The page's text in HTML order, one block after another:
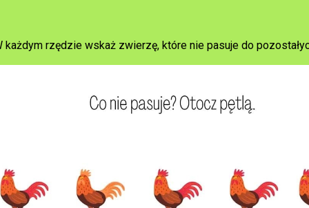
każdym rzędzie wskaż zwierzę, które nie pasuje do